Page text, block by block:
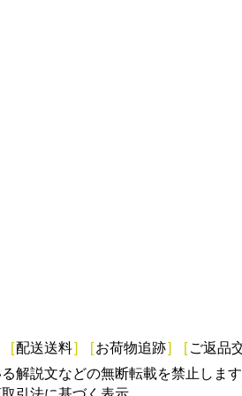
[配送送料] [お荷物追跡] [ ご返品
解説文などの無断転載を禁止します